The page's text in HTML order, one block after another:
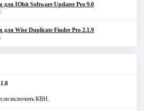
для IObit Software Updater Pro 9.0
для Wise Duplicate Finder Pro 2.1.9
включить КВН.